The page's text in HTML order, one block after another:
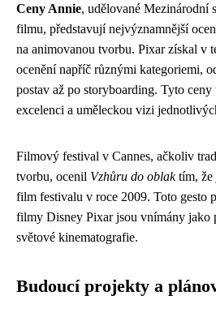
Ceny Annie, udělované Mezinárodní
filmu, představují nejvýznamnější
na animovanou tvorbu. Pixar získal v
ocenění napříč různými kategoriemi,
postav až po storyboarding. Tyto
excelenci a uměleckou vizi
Filmový festival v Cannes, ačkoliv
tvorbu, ocenil Vzhůru do oblaktím, že
film festivalu v roce 2009. Toto gesto
filmy Disney Pixar jsou vnímány jako
světové kinematografie.
Budoucí projekty a